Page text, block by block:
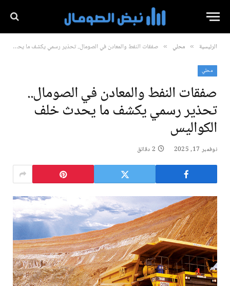
الرئيسية » محلي » صفقات النفط والمعادن في الصومال.. تحذير رسمي يكشف ما يحدث خلف الكواليس
محلي
صفقات النفط والمعادن في الصومال..
تحذير رسمي يكشف ما يحدث خلف
الكواليس
نوفمبر 17, 2025 2 دقائق